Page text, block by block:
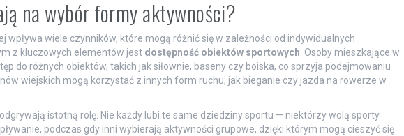
na wybór formy aktywności?
wpływa wiele czynników, które mogą różnić się w zależności od indywidualnych
z kluczowych elementów jest dostępność obiektów sportowych . Osoby mieszkające w
do różnych obiektów, takich jak siłownie, baseny czy boiska, co sprzyja podejmowaniu
wiejskich mogą korzystać z innych form ruchu, jak bieganie czy jazda na rowerze w
istotną rolę. Nie każdy lubi te same dziedziny sportu — niektórzy wolą sporty
podczas gdy inni wybierają aktywności grupowe, dzięki którym mogą cieszyć się